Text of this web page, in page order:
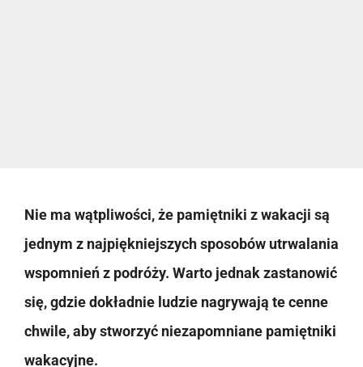
Nie ma wątpliwości, że pamiętniki z wakacji są
jednym z najpiękniejszych sposobów utrwalania
wspomnień z podróży. Warto jednak zastanowić
się, gdzie dokładnie ludzie nagrywają te cenne
chwile, aby stworzyć niezapomniane pamiętniki
wakacyjne.